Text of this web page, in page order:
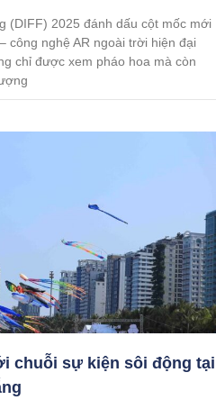
(DIFF) 2025 đánh dấu cột mốc mới
công nghệ AR ngoài trời hiện đại
chỉ được xem pháo hoa mà còn
chuỗi sự kiện sôi động tại